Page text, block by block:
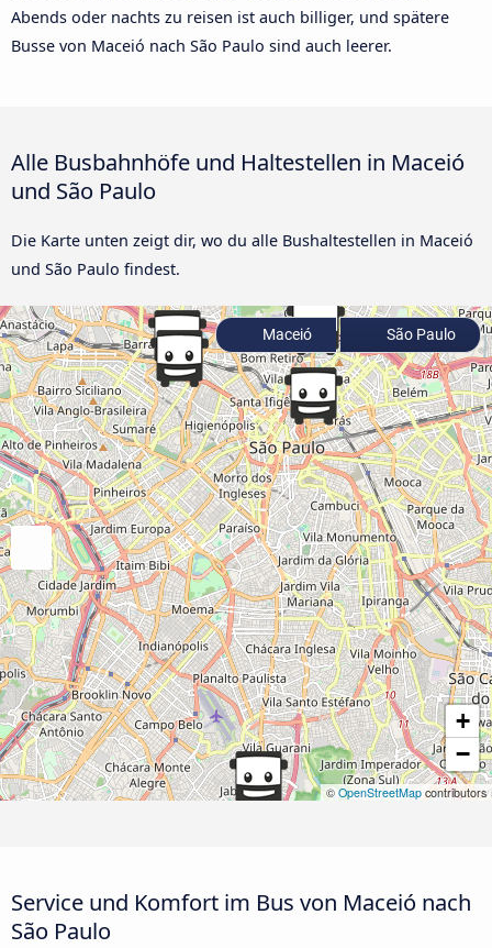
Abends oder nachts zu reisen ist auch billiger, und spätere
Busse von Maceió nach São Paulo sind auch leerer.
Alle Busbahnhöfe und Haltestellen in Maceió
und São Paulo
Die Karte unten zeigt dir, wo du alle Bushaltestellen in Maceió
und São Paulo findest.
+
−
© OpenStreetMap contributors
Maceió São Paulo
Service und Komfort im Bus von Maceió nach
São Paulo